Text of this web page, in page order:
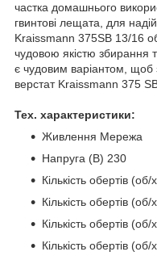
частка домашнього
гвинтові лещата, для
Kraissmann 375SB 13/16
чудовою якістю збирання
є чудовим варіантом, щоб
верстат Kraissmann 375
Тех. характеристики:
Живлення Мережа
Напруга (В) 230
Кількість обертів
Кількість обертів
Кількість обертів
Кількість обертів